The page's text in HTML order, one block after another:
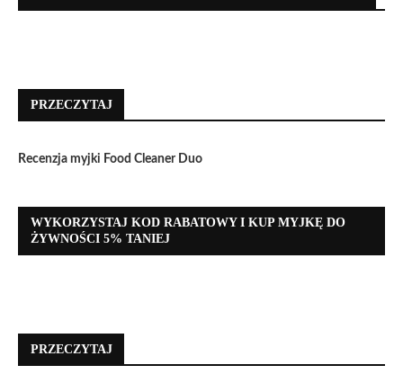
PRZECZYTAJ
Recenzja myjki Food Cleaner Duo
WYKORZYSTAJ KOD RABATOWY I KUP MYJKĘ DO
ŻYWNOŚCI 5% TANIEJ
PRZECZYTAJ